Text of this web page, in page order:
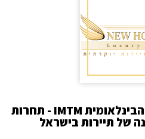
לרגל תערוכת התיירות הבינלאומית IMTM - תחרות